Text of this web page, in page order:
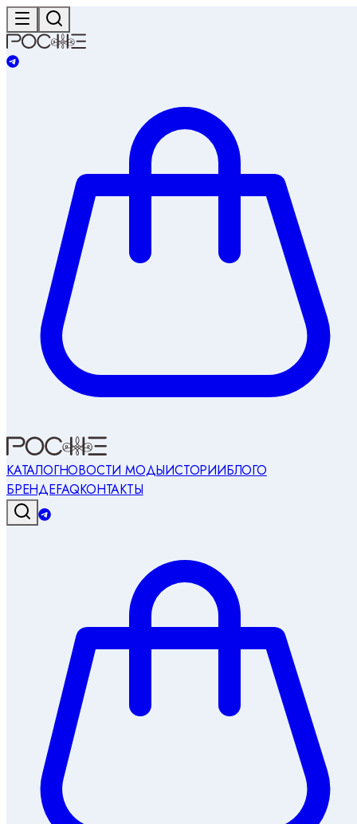
КАТАЛОГНОВОСТИ МОДЫИСТОРИИБЛОГО
БРЕНДЕFAQКОНТАКТЫ